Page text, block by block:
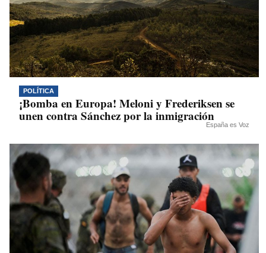
POLÍTICA
¡Bomba en Europa! Meloni y Frederiksen se
unen contra Sánchez por la inmigración
España es Voz